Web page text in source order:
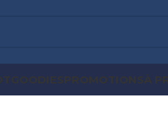
GOODIESPROMOTIONSÀ